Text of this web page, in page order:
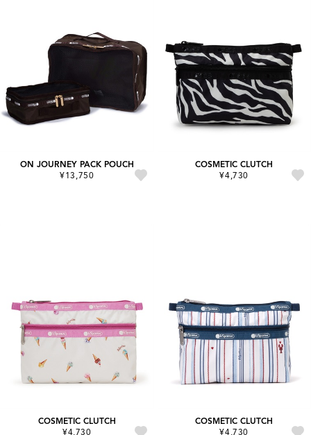
ON JOURNEY PACK POUCH
¥13,750
COSMETIC CLUTCH
¥4,730
COSMETIC CLUTCH
¥4,730
COSMETIC CLUTCH
¥4,730